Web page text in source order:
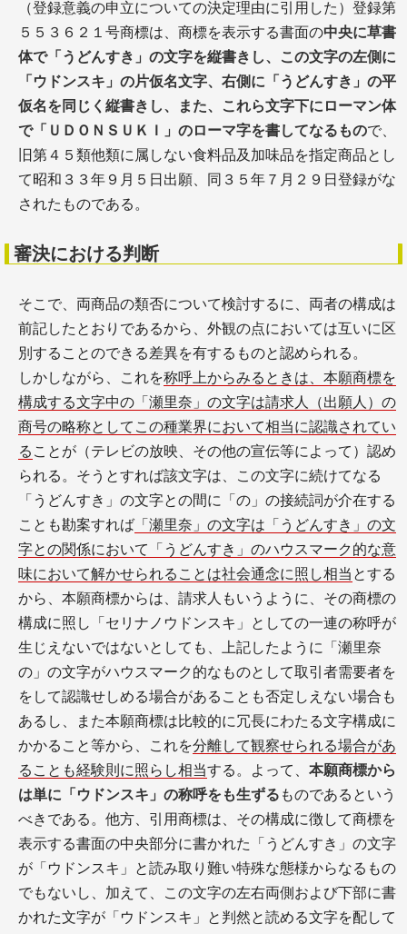
（登録意義の申立についての決定理由に引用した）登録第
５５３６２１号商標は、商標を表示する書面の中央に草書
体で「うどんすき」の文字を縦書きし、この文字の左側に
「ウドンスキ」の片仮名文字、右側に「うどんすき」の平
仮名を同じく縦書きし、また、これら文字下にローマン体
で「ＵＤＯＮＳＵＫＩ」のローマ字を書してなるもので、
旧第４５類他類に属しない食料品及加味品を指定商品とし
て昭和３３年９月５日出願、同３５年７月２９日登録がな
されたものである。
審決における判断
そこで、両商品の類否について検討するに、両者の構成は
前記したとおりであるから、外観の点においては互いに区
別することのできる差異を有するものと認められる。
しかしながら、これを称呼上からみるときは、本願商標を
構成する文字中の「瀬里奈」の文字は請求人（出願人）の
商号の略称としてこの種業界において相当に認識されてい
る ことが（テレビの放映、その他の宣伝等によって）認め
られる。そうとすれば該文字は、この文字に続けてなる
「うどんすき」の文字との間に「の」の接続詞が介在する
ことも勘案すれば 「瀬里奈」の文字は「うどんすき」の文
字との関係において「うどんすき」のハウスマーク的な意
味において解かせられることは社会通念に照し相当 とする
から、本願商標からは、請求人もいうように、その商標の
構成に照し「セリナノウドンスキ」としての一連の称呼が
生じえないではないとしても、上記したように「瀬里奈
の」の文字がハウスマーク的なものとして取引者需要者を
をして認識せしめる場合があることも否定しえない場合も
あるし、また本願商標は比較的に冗長にわたる文字構成に
かかること等から、これを分離して観察せられる場合があ
ることも経験則に照らし相当する。よって、 本願商標から
は単に「ウドンスキ」の称呼をも生ずる ものであるという
べきである。他方、引用商標は、その構成に徴して商標を
表示する書面の中央部分に書かれた「うどんすき」の文字
が「ウドンスキ」と読み取り難い特殊な態様からなるもの
でもないし、加えて、この文字の左右両側および下部に書
かれた文字が「ウドンスキ」と判然と読める文字を配して